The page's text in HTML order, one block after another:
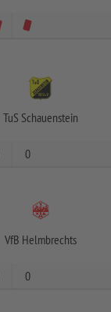
TuS Schauenstein
0
VfB Helmbrechts
0